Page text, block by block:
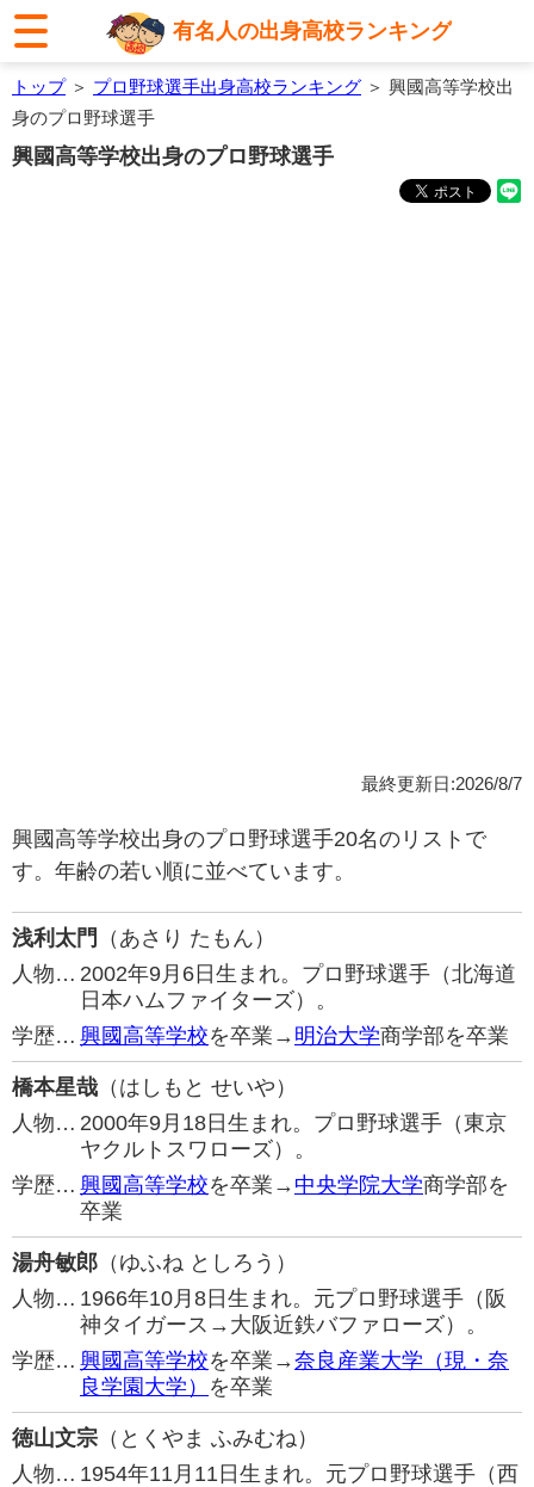
有名人の出身高校ランキング
トップ＞ プロ野球選手出身高校ランキング ＞ 興國高等学校出
身のプロ野球選手
興國高等学校出身のプロ野球選手
最終更新日:2026/8/7
興國高等学校出身のプロ野球選手20名のリストで
す。年齢の若い順に並べています。
浅利太門
（あさり たもん）
人物… 2002年9月6日生まれ。プロ野球選手（北海道
日本ハムファイターズ）。
学歴… 興國高等学校を卒業→ 明治大学商学部を卒業
橋本星哉 （はしもと せいや）
人物… 2000年9月18日生まれ。プロ野球選手（東京
ヤクルトスワローズ）。
学歴… 興國高等学校を卒業→ 中央学院大学商学部を
卒業
湯舟敏郎 （ゆふね としろう）
人物… 1966年10月8日生まれ。元プロ野球選手（阪
神タイガース→大阪近鉄バファローズ）。
学歴… 興國高等学校を卒業→奈良産業大学（現・奈
良学園大学） を卒業
徳山文宗 （とくやま ふみむね）
人物… 1954年11月11日生まれ。元プロ野球選手（西